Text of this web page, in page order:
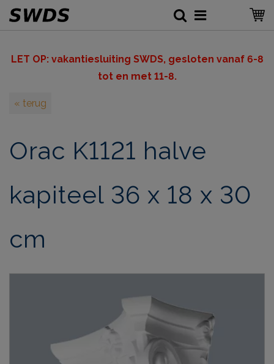
LET OP: vakantiesluiting SWDS, gesloten vanaf 6-8
tot en met 11-8.
« terug
Orac K1121 halve
kapiteel 36 x 18 x 30
cm